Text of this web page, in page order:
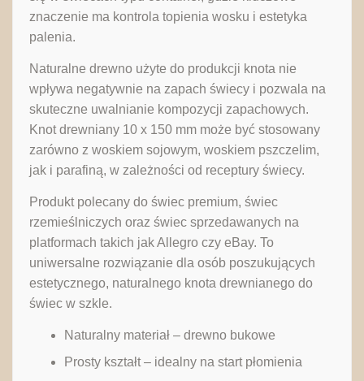
znaczenie ma kontrola topienia wosku i estetyka
palenia.
Naturalne drewno użyte do produkcji knota nie
wpływa negatywnie na zapach świecy i pozwala na
skuteczne uwalnianie kompozycji zapachowych.
Knot drewniany 10 x 150 mm może być stosowany
zarówno z woskiem sojowym, woskiem pszczelim,
jak i parafiną, w zależności od receptury świecy.
Produkt polecany do świec premium, świec
rzemieślniczych oraz świec sprzedawanych na
platformach takich jak Allegro czy eBay. To
uniwersalne rozwiązanie dla osób poszukujących
estetycznego, naturalnego knota drewnianego do
świec w szkle.
Naturalny materiał – drewno bukowe
Prosty kształt – idealny na start płomienia